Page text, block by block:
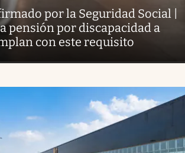
por la Seguridad Social |
pensión por discapacidad a
con este requisito